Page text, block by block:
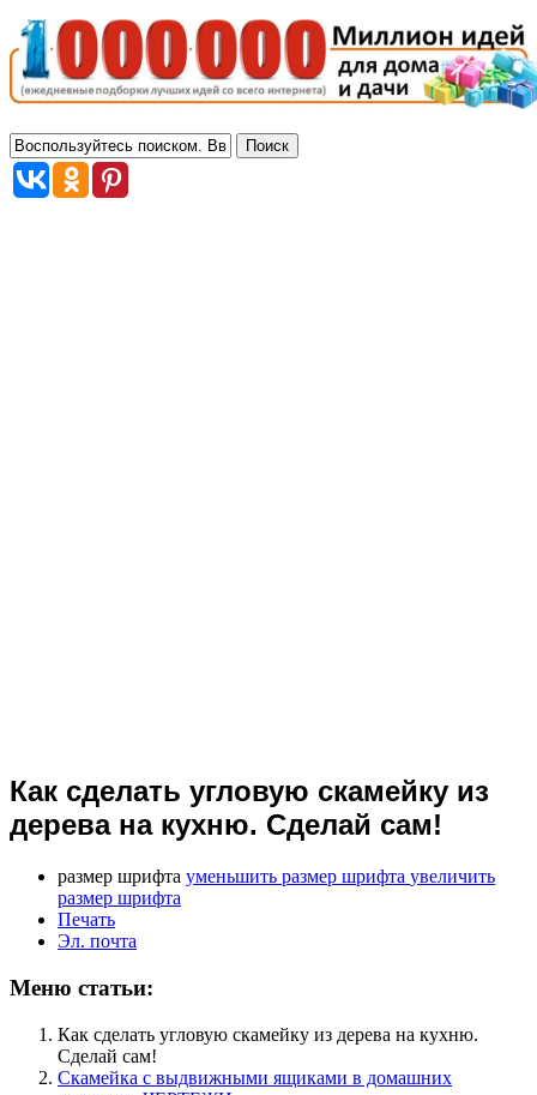
Как сделать угловую скамейку из
дерева на кухню. Сделай сам!
размер шрифта уменьшить размер шрифта увеличить
размер шрифта
Печать
Эл. почта
Меню статьи:
Как сделать угловую скамейку из дерева на кухню.
Сделай сам!
Скамейка с выдвижными ящиками в домашних